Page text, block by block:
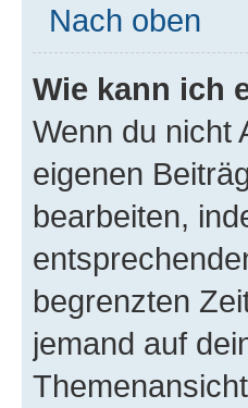
Nach oben
Wie kann ich
Wenn du nicht
eigenen
bearbeiten,
begrenzten
jemand auf